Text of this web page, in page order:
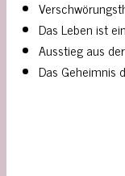
Das Leben ist
Ausstieg aus
Das Geheimnis